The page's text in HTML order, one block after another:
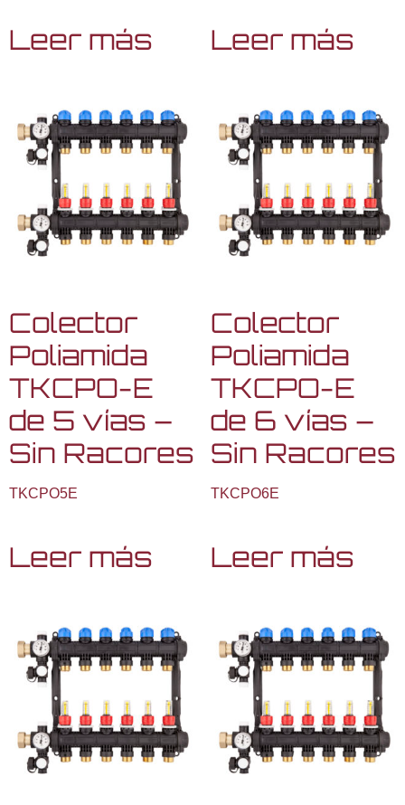
Leer más Leer más
Colector
Poliamida
TKCPO-E
de 5 vías –
Sin Racores
TKCPO5E
Leer más
Colector
Poliamida
TKCPO-E
de 6 vías –
Sin Racores
TKCPO6E
Leer más